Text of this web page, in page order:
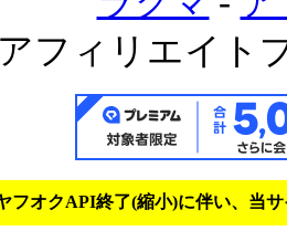
フィリエイト
フオクAPI終了(縮小)に伴い、当